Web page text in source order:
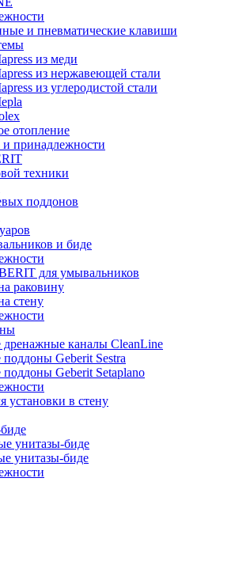
и пневматические клавиши
из меди
из нержавеющей стали
из углеродистой стали
отопление
принадлежности
техники
поддонов
и биде
для умывальников
раковину
стену
каналы CleanLine
Geberit Sestra
Geberit Setaplano
установки в стену
унитазы-биде
унитазы-биде